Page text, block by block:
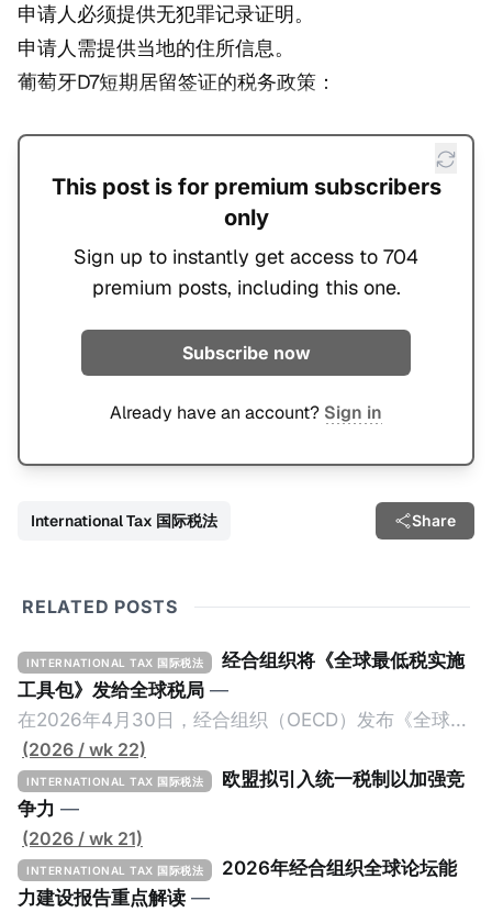
申请人必须提供无犯罪记录证明。
申请人需提供当地的住所信息。
葡萄牙D7短期居留签证的税务政策：
This post is for premium subscribers
only
Sign up to instantly get access to 704
premium posts, including this one.
Subscribe now
Already have an account? Sign in
International Tax 国际税法 Share
RELATED POSTS
INTERNATIONAL TAX 国际税法
经合组织将《全球最低税实施
工具包》发给全球税局 —
在2026年4月30日，经合组织（OECD）发布《全球最
低税实施工具包》（The Global Minimum Tax
Implementation Toolkit），为各国税务机关和政策制
定者提供一套可操作的路线图，以确保全球最低税规则
协调一致、高效落地。 《工具包》的主要内容总结如
下： 一、 核心目标与背景 全球最低税规则旨在确保大
型跨国企业在其运营的每个司法管辖区支付至少15%的
(2026 / wk 22)
INTERNATIONAL TAX 国际税法
欧盟拟引入统一税制以加强竞
争力 —
(2026 / wk 21)
INTERNATIONAL TAX 国际税法
2026年经合组织全球论坛能
力建设报告重点解读 —